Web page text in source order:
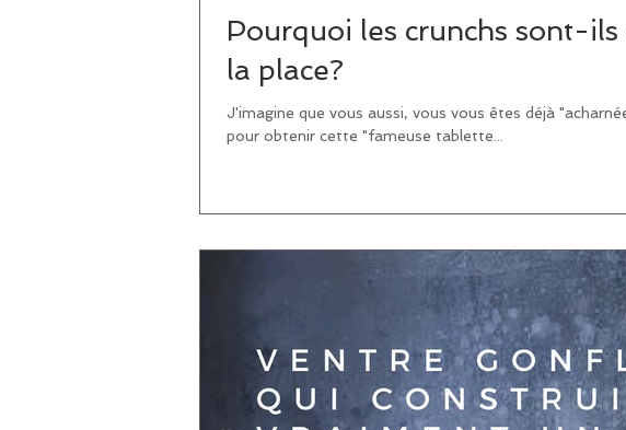
Pourquoi les crunchs sont-ils
la place?
J'imagine que vous aussi, vous vous êtes déjà
pour obtenir cette "fameuse tablette...